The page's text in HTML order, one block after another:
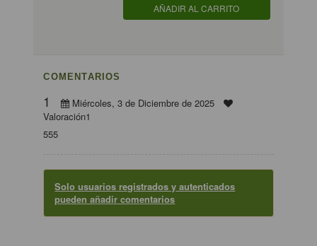
AÑADIR AL CARRITO
COMENTARIOS
1
Miércoles, 3 de Diciembre de 2025
Valoración1
555
Solo usuarios registrados y autenticados
pueden añadir comentarios